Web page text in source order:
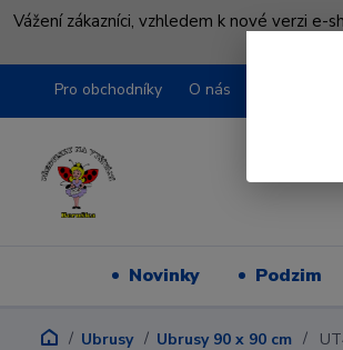
Vážení zákazníci, vzhledem k nové verzi
Pro obchodníky O nás
Novinky Podzim
Ubrusy Ubrusy 90 x 90 cm